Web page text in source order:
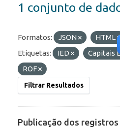
1 conjunto de
Formatos: JSON HTML
Etiquetas:
IED
Capitais
ROF
Filtrar Resultados
Publicação dos